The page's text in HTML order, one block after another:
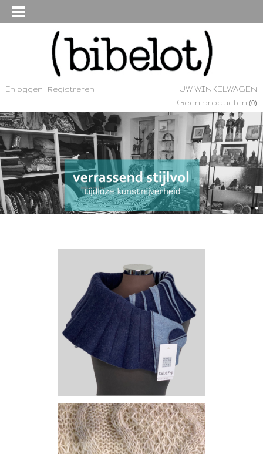
Inloggen Registreren UW WINKELWAGEN
Geen producten (0)
BEKIJK HET NU
KIJKJE IN DE WEBSHOP